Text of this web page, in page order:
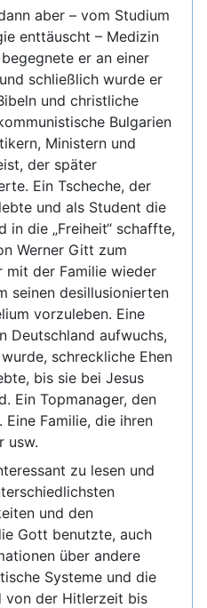
aber – vom Studium
enttäuscht – Medizin
er an einer
schließlich wurde er
und christliche
Bulgarien
Ministern und
der später
Ein Tscheche, der
und als Student die
in die „Freiheit“ schaffte,
Werner Gitt zum
mit der Familie wieder
seinen desillusionierten
vorzuleben. Eine
Deutschland aufwuchs,
schreckliche Ehen
bis sie bei Jesus
Ein Topmanager, den
Familie, die ihren
usw.
zu lesen und
und den
Gott benutzte, auch
über andere
Systeme und die
von der Hitlerzeit bis